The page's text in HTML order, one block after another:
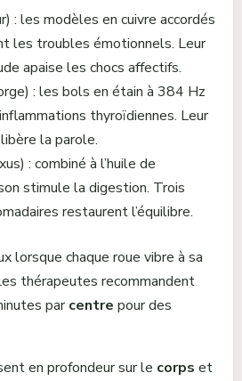
: les modèles en cuivre accordés
les troubles émotionnels. Leur
apaise les chocs affectifs.
: les bols en étain à 384 Hz
thyroïdiennes. Leur
la parole.
: combiné à l’huile de
stimule la digestion. Trois
restaurent l’équilibre.
lorsque chaque roue vibre à sa
thérapeutes recommandent
parcentre pour des
en profondeur sur le corps et